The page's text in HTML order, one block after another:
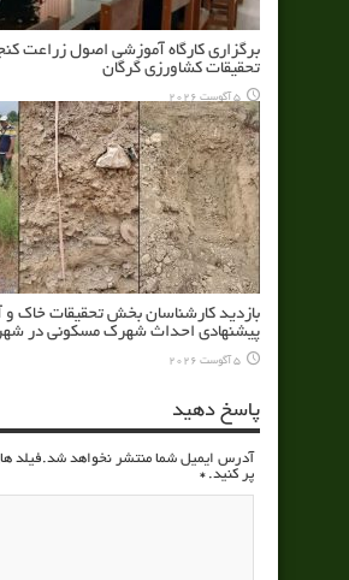
برگزاری کارگاه آموزشی اصول زراعت
تحقیقات کشاورزی گرگان
5 آگوست 2026
بازدید کارشناسان بخش تحقیقات خاک و
پیشنهادی احداث شهرک مسکونی در
5 آگوست 2026
پاسخ دهید
آدرس ایمیل شما منتشر نخواهد شد.فیلد
پر کنید.*